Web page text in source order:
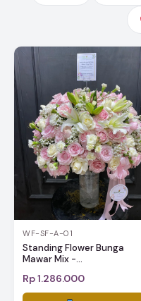
WF-SF-A-01
Standing Flower Bunga
Mawar Mix -...
Rp 1.286.000